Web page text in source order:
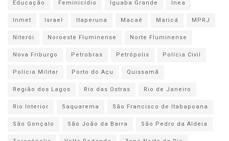
Educação
Feminicídio Iguaba Grande
Inea
Inmet
Israel Itaperuna Macaé Maricá
MPRJ
Niterói
Noroeste Fluminense
Norte Fluminense
Nova Friburgo
Petrobras Petrópolis
Polícia Civil
Polícia Militar
Porto do Açu
Quissamã
Região dos Lagos
Rio das Ostras
Rio de Janeiro
Rio Interior
Saquarema
São Francisco de Itabapoana
São Gonçalo
São João da Barra
São Pedro da Aldeia